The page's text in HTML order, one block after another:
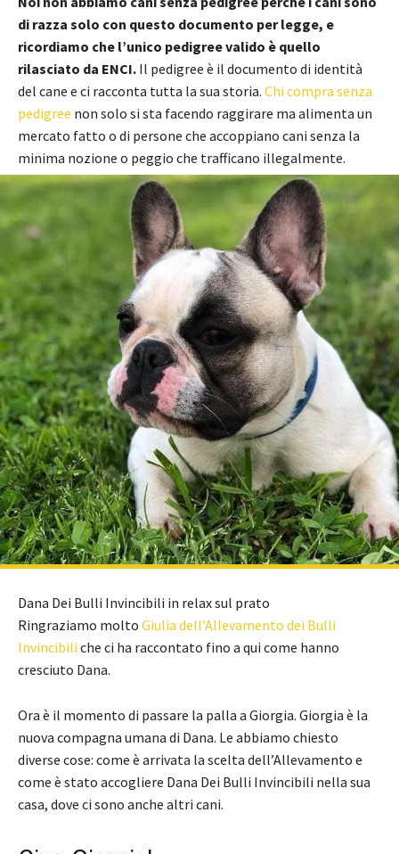
di razza solo con questo documento per legge, e
ricordiamo che l’unico pedigree valido è quello
rilasciato da ENCI. Il pedigree è il documento di identità
del cane e ci racconta tutta la sua storia. Chi compra senza
pedigree non solo si sta facendo raggirare ma alimenta un
mercato fatto o di persone che accoppiano cani senza la
minima nozione o peggio che trafficano illegalmente.
Dana Dei Bulli Invincibili in relax sul prato
Ringraziamo molto Giulia dell’Allevamento dei Bulli
Invincibili che ci ha raccontato fino a qui come hanno
cresciuto Dana.
Ora è il momento di passare la palla a Giorgia. Giorgia è la
nuova compagna umana di Dana. Le abbiamo chiesto
diverse cose: come è arrivata la scelta dell’Allevamento e
come è stato accogliere Dana Dei Bulli Invincibili nella sua
casa, dove ci sono anche altri cani.